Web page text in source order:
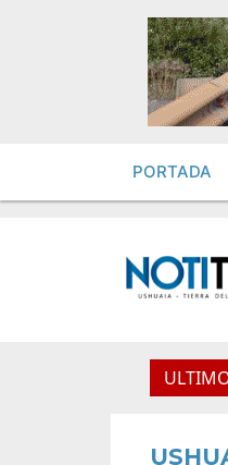
PORTADA
en Obras Privadas